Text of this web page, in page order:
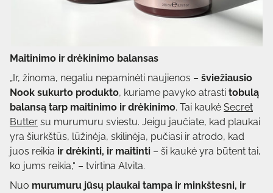
Maitinimo ir drėkinimo balansas
„Ir, žinoma, negaliu nepaminėti naujienos – šviežiausio
Nook sukurto produkto, kuriame pavyko atrasti tobulą
balansą tarp maitinimo ir drėkinimo. Tai kaukė Secret
Butter su murumuru sviestu. Jeigu jaučiate, kad plaukai
yra šiurkštūs, lūžinėja, skilinėja, pučiasi ir atrodo, kad
juos reikia ir drėkinti, ir maitinti – ši kaukė yra būtent tai,
ko jums reikia,“ – tvirtina Alvita.
Nuo murumuru jūsų plaukai tampa ir minkštesni, ir